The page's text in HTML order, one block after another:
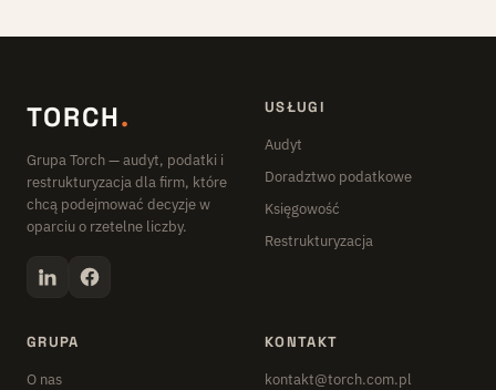
TORCH.
Grupa Torch — audyt, podatki i
restrukturyzacja dla firm, które
chcą podejmować decyzje w
oparciu o rzetelne liczby.
USŁUGI
Audyt
Doradztwo podatkowe
Księgowość
Restrukturyzacja
GRUPA
O nas
KONTAKT
kontakt@torch.com.pl